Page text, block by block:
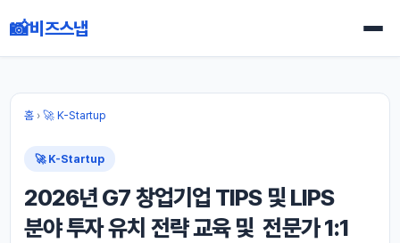
📸비즈스냅
홈› 🚀 K-Startup
🚀 K-Startup
2026년 G7 창업기업 TIPS 및 LIPS
분야 투자 유치 전략 교육 및 전문가 1:1